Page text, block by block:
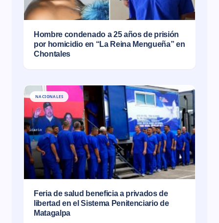
Hombre condenado a 25 años de prisión
por homicidio en “La Reina Mengueña” en
Chontales
NACIONALES
Feria de salud beneficia a privados de
libertad en el Sistema Penitenciario de
Matagalpa